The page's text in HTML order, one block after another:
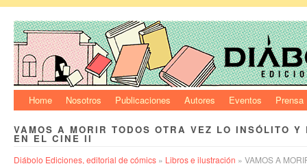
Home Nosotros Publicaciones Autores Eventos Prensa
VAMOS A MORIR TODOS OTRA VEZ LO INSÓLITO Y
EN EL CINE II
Diábolo Ediciones, editorial de cómics » Libros e ilustración » VAMOS A